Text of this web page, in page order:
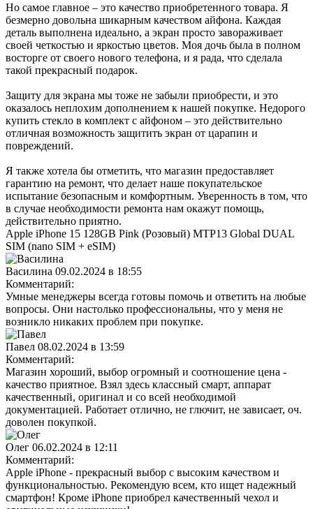
Но самое главное – это качество приобретенного товара. Я
безмерно довольна шикарным качеством айфона. Каждая
деталь выполнена идеально, а экран просто завораживает
своей четкостью и яркостью цветов. Моя дочь была в полном
восторге от своего нового телефона, и я рада, что сделала
такой прекрасный подарок.
Защиту для экрана мы тоже не забыли приобрести, и это
оказалось неплохим дополнением к нашей покупке. Недорого
купить стекло в комплект с айфоном – это действительно
отличная возможность защитить экран от царапин и
повреждений.
Я также хотела бы отметить, что магазин предоставляет
гарантию на ремонт, что делает наше покупательское
испытание безопасным и комфортным. Уверенность в том, что
в случае необходимости ремонта нам окажут помощь,
действительно приятно.
Apple iPhone 15 128GB Pink (Розовый) MTP13 Global DUAL
SIM (nano SIM + eSIM)
Василина 09.02.2024 в 18:55
Комментарий:
Умные менеджеры всегда готовы помочь и ответить на любые
вопросы. Они настолько профессиональны, что у меня не
возникло никаких проблем при покупке.
Павел 08.02.2024 в 13:59
Комментарий:
Магазин хороший, выбор огромный и соотношение цена -
качество приятное. Взял здесь классный смарт, аппарат
качественный, оригинал и со всей необходимой
документацией. Работает отлично, не глючит, не зависает, оч.
доволен покупкой.
Олег 06.02.2024 в 12:11
Комментарий:
Apple iPhone - прекрасный выбор с высоким качеством и
функциональностью. Рекомендую всем, кто ищет надежный
смартфон! Кроме iPhone приобрел качественный чехол и